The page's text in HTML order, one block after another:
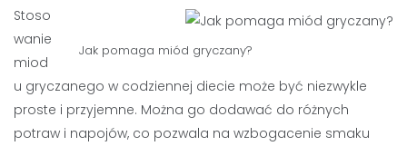
Jak pomaga miód gryczany?
Stoso
wanie
miod
u gryczanego w codziennej diecie może być niezwykle
proste i przyjemne. Można go dodawać do różnych
potraw i napojów, co pozwala na wzbogacenie smaku